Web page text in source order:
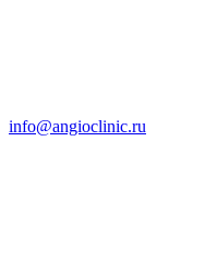
info@angioclinic.ru